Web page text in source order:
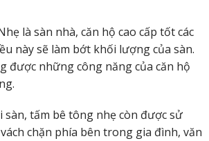
là sàn nhà, căn hộ cao cấp tốt các
này sẽ làm bớt khối lượng của sàn.
được những công năng của căn hộ
sàn, tấm bê tông nhẹ còn được sử
chặn phía bên trong gia đình, văn